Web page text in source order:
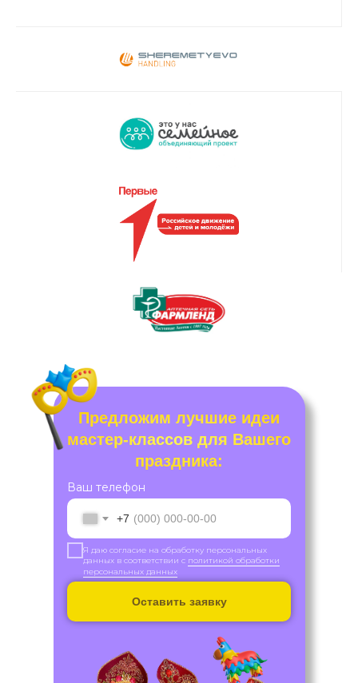
Предложим лучшие идеи
мастер-классов для Вашего
праздника:
Ваш телефон
+7
Я даю согласие на обработку персональных
данных в соответствии с политикой обработки
персональных данных
Оставить заявку